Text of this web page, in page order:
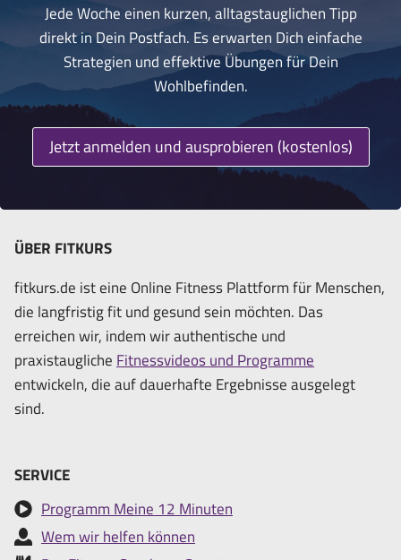
Jede Woche einen kurzen, alltagstauglichen Tipp
direkt in Dein Postfach. Es erwarten Dich einfache
Strategien und effektive Übungen für Dein
Wohlbefinden.
Jetzt anmelden und ausprobieren (kostenlos)
ÜBER FITKURS
fitkurs.de ist eine Online Fitness Plattform für Menschen,
die langfristig fit und gesund sein möchten. Das
erreichen wir, indem wir authentische und
praxistauglicheFitnessvideos und Programme
entwickeln, die auf dauerhafte Ergebnisse ausgelegt
sind.
SERVICE
Programm Meine 12 Minuten
Wem wir helfen können